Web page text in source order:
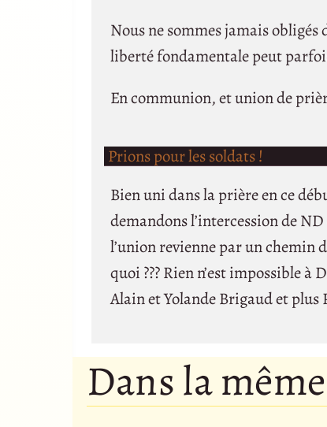
Nous ne sommes jamais
liberté fondamentale peut
En communion, et union de
Prions pour les soldats !
Bien uni dans la prière en ce
demandons l’intercession de
l’union revienne par un
quoi ??? Rien n’est impossible
Alain et Yolande Brigaud et
Dans la